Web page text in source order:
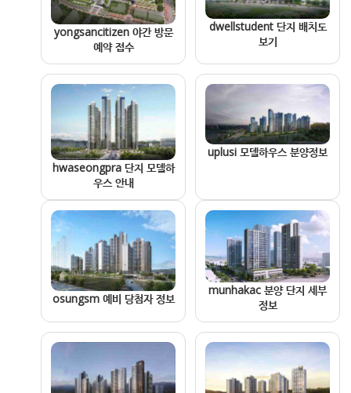
yongsancitizen 야간 방문
예약 접수
dwellstudent 단지 배치도
보기
hwaseongpra 단지 모델하
우스 안내
uplusi 모델하우스 분양정보
osungsm 예비 당첨자 정보
munhakac 분양 단지 세부
정보